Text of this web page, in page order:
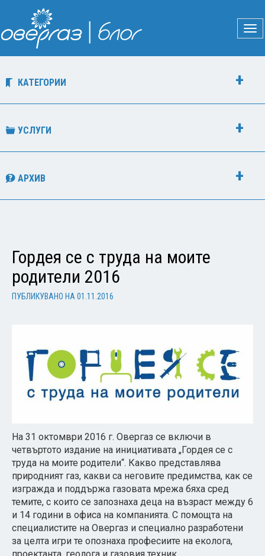
КАТЕГОРИИ
УСЛУГИ
АРХИВ
Гордея се с труда на моите
родители 2016
ПУБЛИКУВАНО НА 01.11.2016
На 31 октомври 2016 г. Овергаз се включи в
четвъртото издание на инициативата „Гордея се с
труда на моите родители“. Какво представлява
природният газ, какви са неговите предимства, как се
изгражда и поддържа газовата мрежа бяха сред
темите, с които се запознаха деца на възраст между 6
и 14 години в офиса на компанията. С помощта на
специалистите на Овергаз и специално разработени
за целта игри те опознаха професиите на еколога,
проектанта, геолога и газовия техник.